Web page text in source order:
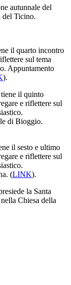
autunnale del
del Ticino.
il quarto incontro
sul tema
Appuntamento
).
il quinto
e riflettere sul
di Bioggio.
il sesto e ultimo
e riflettere sul
(LINK).
la Santa
Chiesa della